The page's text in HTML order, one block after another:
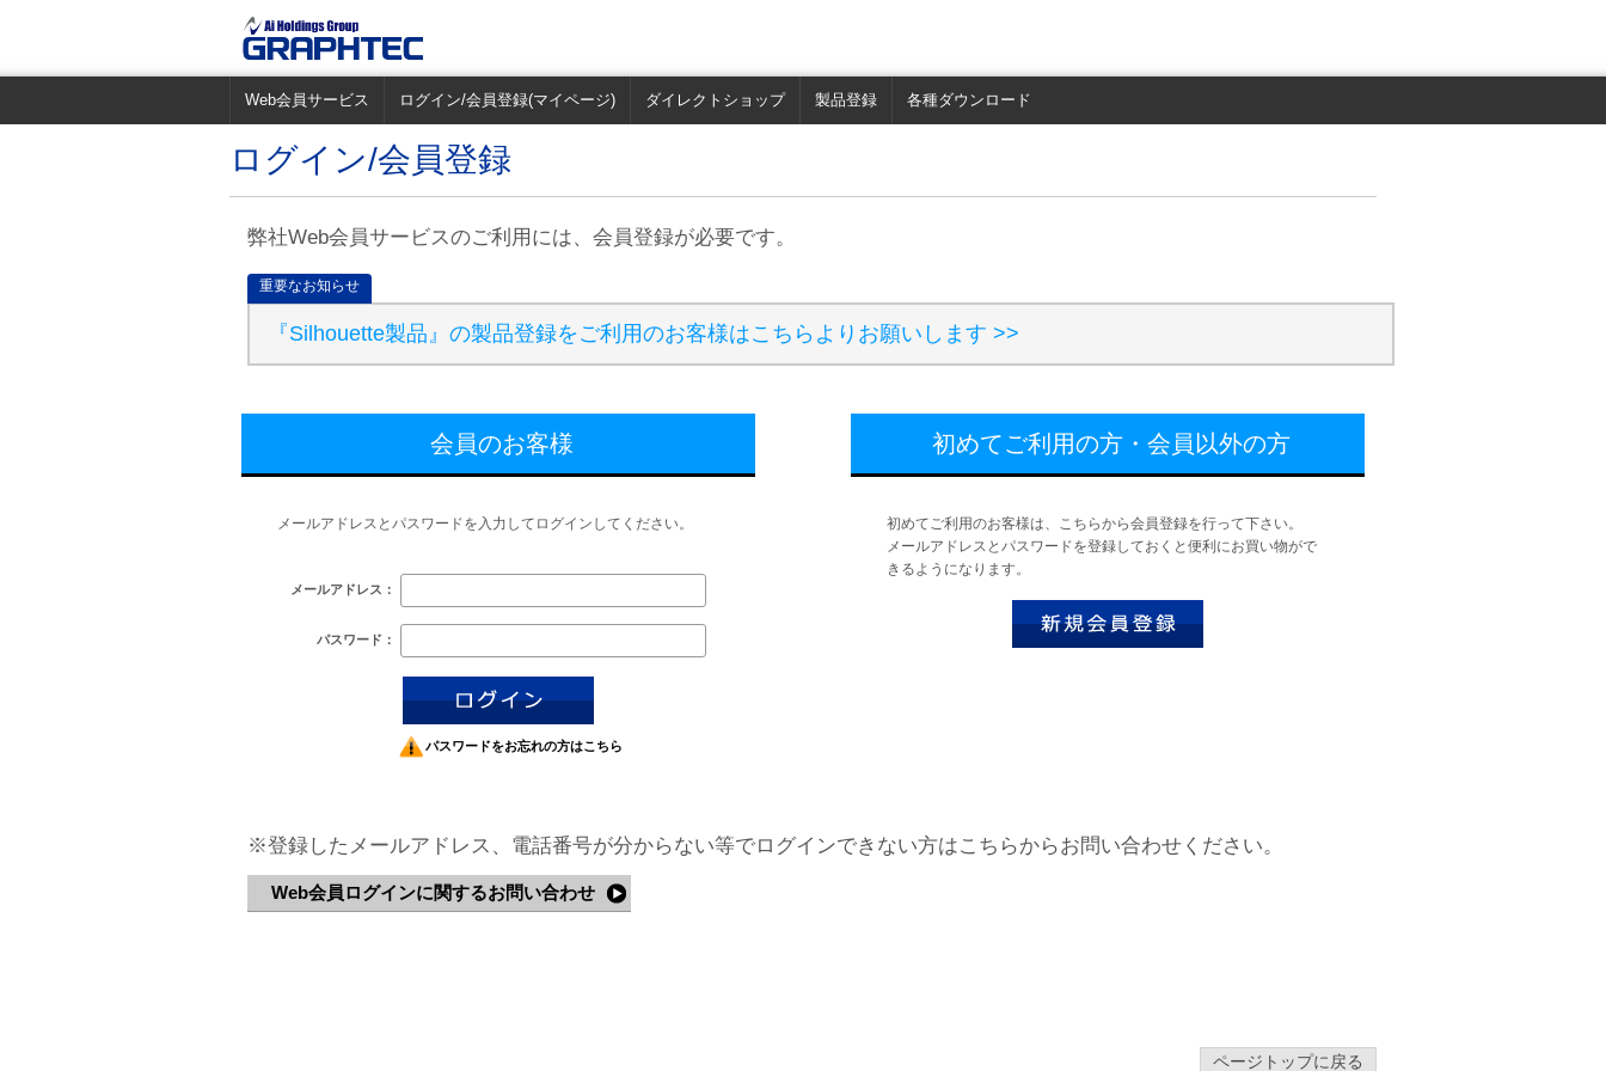
Web会員サービス ログイン/会員登録(マイページ) ダイレクトショップ 製品登録 各種ダウンロード
ログイン/会員登録
弊社Web会員サービスのご利用には、会員登録が必要です。
重要なお知らせ
『Silhouette製品』の製品登録をご利用のお客様はこちらよりお願いします >>
会員のお客様
メールアドレスとパスワードを入力してログインしてください。
メールアドレス：
パスワード：
パスワードをお忘れの方はこちら
初めてご利用の方・会員以外の方
初めてご利用のお客様は、こちらから会員登録を行って下さい。
メールアドレスとパスワードを登録しておくと便利にお買い物がで
きるようになります。
※登録したメールアドレス、電話番号が分からない等でログインできない方はこちらからお問い合わせください。
Web会員ログインに関するお問い合わせ
ページトップに戻る